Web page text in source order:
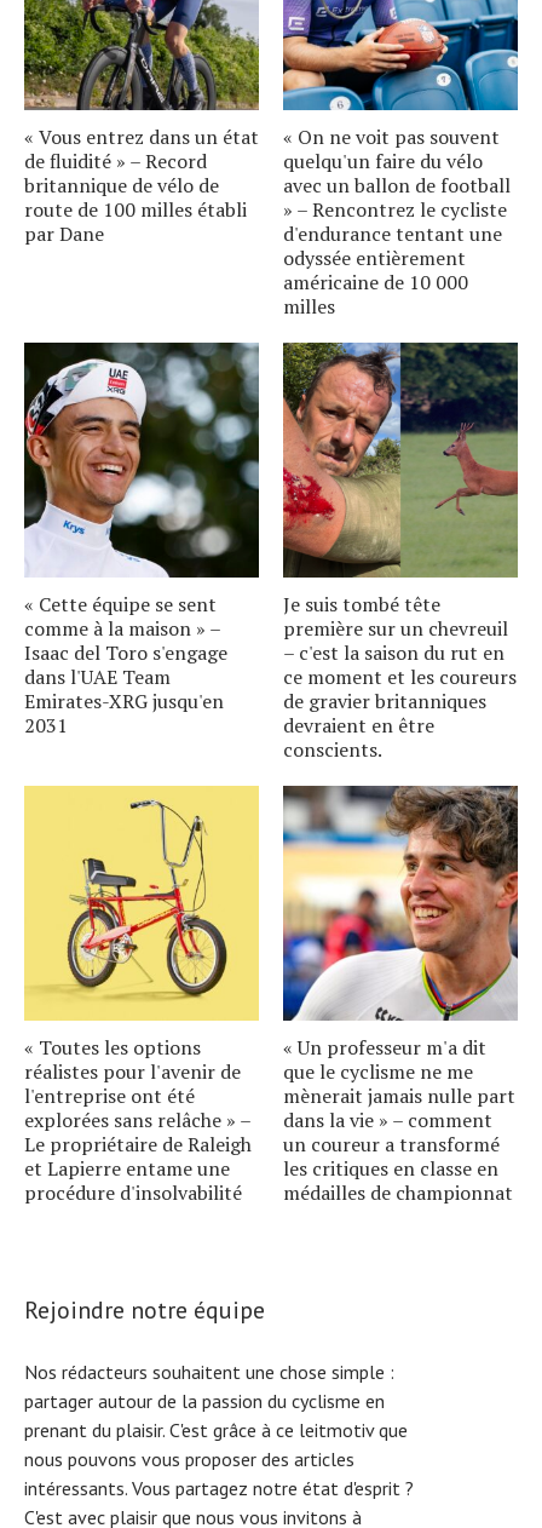
« Vous entrez dans un état
de fluidité » – Record
britannique de vélo de
route de 100 milles établi
par Dane
« On ne voit pas souvent
quelqu'un faire du vélo
avec un ballon de football
» – Rencontrez le cycliste
d'endurance tentant une
odyssée entièrement
américaine de 10 000
milles
« Cette équipe se sent
comme à la maison » –
Isaac del Toro s'engage
dans l'UAE Team
Emirates-XRG jusqu'en
2031
Je suis tombé tête
première sur un chevreuil
– c'est la saison du rut en
ce moment et les coureurs
de gravier britanniques
devraient en être
conscients.
« Toutes les options
réalistes pour l'avenir de
l'entreprise ont été
explorées sans relâche » –
Le propriétaire de Raleigh
et Lapierre entame une
procédure d'insolvabilité
« Un professeur m'a dit
que le cyclisme ne me
mènerait jamais nulle part
dans la vie » – comment
un coureur a transformé
les critiques en classe en
médailles de championnat
Rejoindre notre équipe
Nos rédacteurs souhaitent une chose simple :
partager autour de la passion du cyclisme en
prenant du plaisir. C'est grâce à ce leitmotiv que
nous pouvons vous proposer des articles
intéressants. Vous partagez notre état d'esprit ?
C'est avec plaisir que nous vous invitons à